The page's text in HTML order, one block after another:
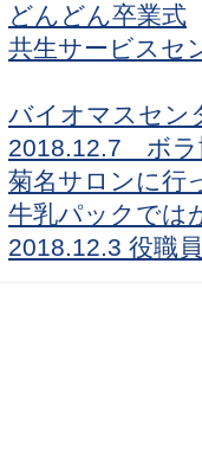
どんどん卒業式
共生サービスセ
バイオマスセン
2018.12.7 ボラ
菊名サロンに行
牛乳パックでは
2018.12.3 役職